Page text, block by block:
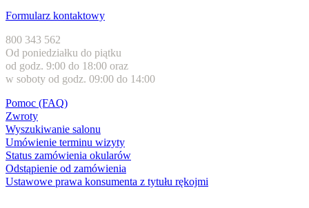
Formularz kontaktowy
800 343 562
Od poniedziałku do piątku
od godz. 9:00 do 18:00 oraz
w soboty od godz. 09:00 do 14:00
Pomoc (FAQ)
Zwroty
Wyszukiwanie salonu
Umówienie terminu wizyty
Status zamówienia okularów
Odstąpienie od zamówienia
Ustawowe prawa konsumenta z tytułu rękojmi